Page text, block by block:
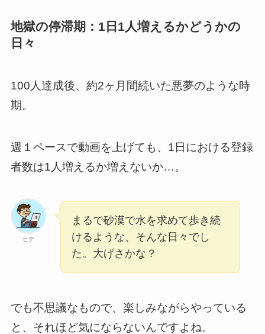
地獄の停滞期：1日1人増えるかどうかの
日々
100人達成後、約2ヶ月間続いた悪夢のような時
期。
週１ペースで動画を上げても、1日における登録
者数は1人増えるか増えないか…。
ヒデ
まるで砂漠で水を求めて歩き続
けるような、そんな日々でし
た。大げさかな？
でも不思議なもので、楽しみながらやっている
と、それほど気にならないんですよね。